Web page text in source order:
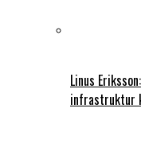
Linus
infrastruktur